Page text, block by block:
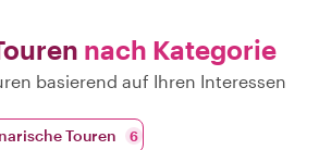
nach Kategorie
basierend auf Ihren Interessen
Touren 6